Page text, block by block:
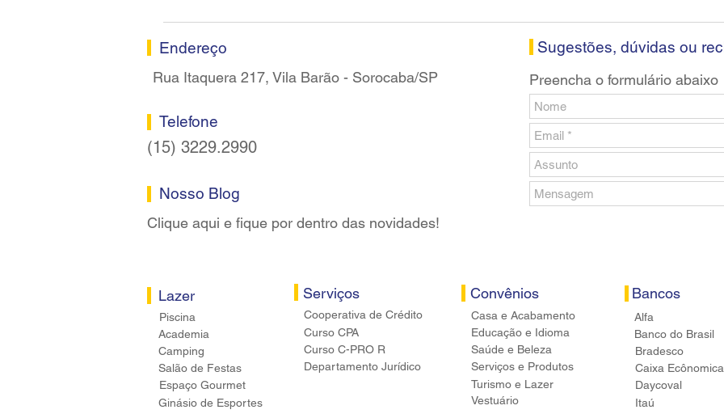
Endereço
Rua Itaquera 217, Vila Barão - Sorocaba/SP
Telefone
(15) 3229.2990
Nosso Blog
Clique aqui e fique por dentro das novidades!
Lazer
Piscina
Academia
Camping
Salão de Festas
Espaço Gourmet
Ginásio de Esportes
Serviços
Cooperativa de Crédito
Curso CPA
Curso C-PRO R
Departamento Jurídico
Sugestões, dúvidas ou
Preencha o formulário abaixo
Convênios
Casa e Acabamento
Educação e Idioma
Saúde e Beleza
Serviços e Produtos
Turismo e Lazer
Vestuário
Bancos
Alfa
Banco do Brasil
Bradesco
Caixa
Daycoval
Itaú